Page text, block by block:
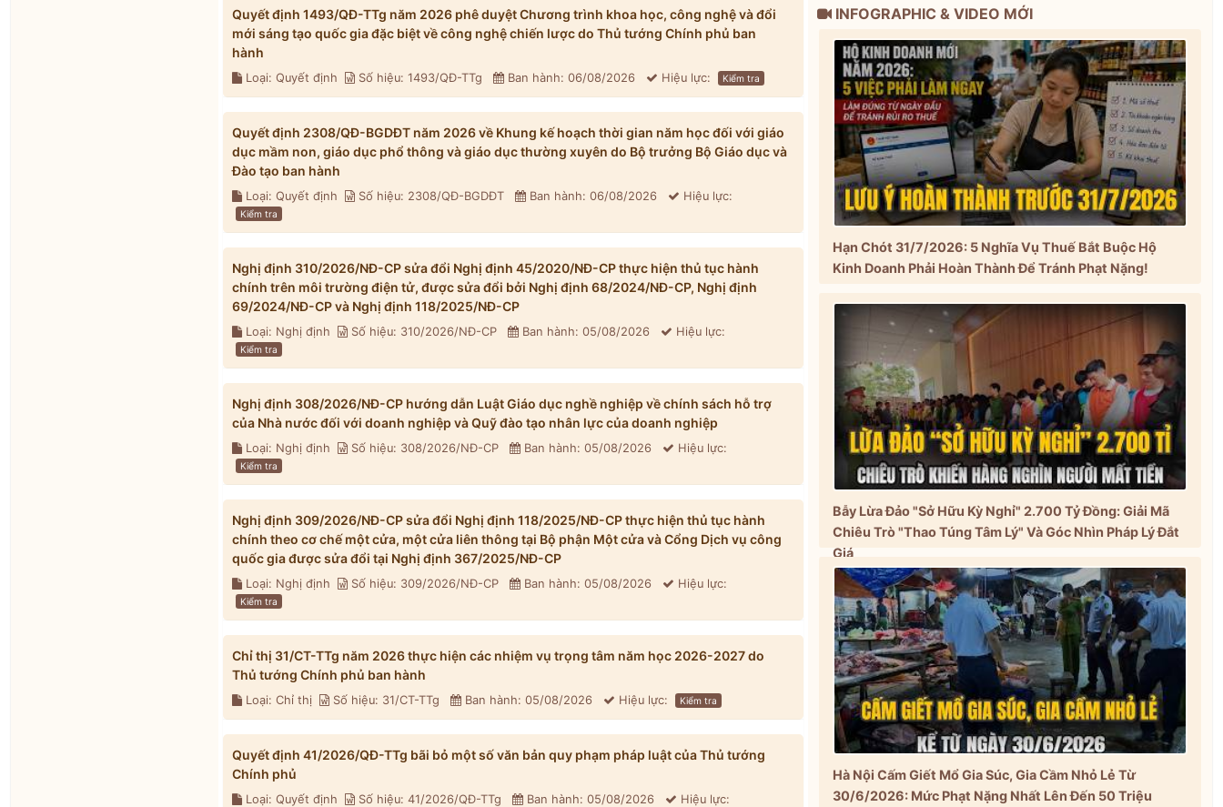
Quyết định 1493/QĐ-TTg năm 2026 phê duyệt Chương trình khoa học, công nghệ và đổi
mới sáng tạo quốc gia đặc biệt về công nghệ chiến lược do Thủ tướng Chính phủ ban
hành
Loại: Quyết định Số hiệu: 1493/QĐ-TTg Ban hành: 06/08/2026 Hiệu lực: Kiểm tra
Quyết định 2308/QĐ-BGDĐT năm 2026 về Khung kế hoạch thời gian năm học đối với giáo
dục mầm non, giáo dục phổ thông và giáo dục thường xuyên do Bộ trưởng Bộ Giáo dục và
Đào tạo ban hành
Loại: Quyết định Số hiệu: 2308/QĐ-BGDĐT Ban hành: 06/08/2026 Hiệu lực:
Kiểm tra
Nghị định 310/2026/NĐ-CP sửa đổi Nghị định 45/2020/NĐ-CP thực hiện thủ tục hành
chính trên môi trường điện tử, được sửa đổi bởi Nghị định 68/2024/NĐ-CP, Nghị định
69/2024/NĐ-CP và Nghị định 118/2025/NĐ-CP
Loại: Nghị định Số hiệu: 310/2026/NĐ-CP Ban hành: 05/08/2026 Hiệu lực:
Kiểm tra
Nghị định 308/2026/NĐ-CP hướng dẫn Luật Giáo dục nghề nghiệp về chính sách hỗ trợ
của Nhà nước đối với doanh nghiệp và Quỹ đào tạo nhân lực của doanh nghiệp
Loại: Nghị định Số hiệu: 308/2026/NĐ-CP Ban hành: 05/08/2026 Hiệu lực:
Kiểm tra
Nghị định 309/2026/NĐ-CP sửa đổi Nghị định 118/2025/NĐ-CP thực hiện thủ tục hành
chính theo cơ chế một cửa, một cửa liên thông tại Bộ phận Một cửa và Cổng Dịch vụ công
quốc gia được sửa đổi tại Nghị định 367/2025/NĐ-CP
Loại: Nghị định Số hiệu: 309/2026/NĐ-CP Ban hành: 05/08/2026 Hiệu lực:
Kiểm tra
Chỉ thị 31/CT-TTg năm 2026 thực hiện các nhiệm vụ trọng tâm năm học 2026-2027 do
Thủ tướng Chính phủ ban hành
Loại: Chỉ thị Số hiệu: 31/CT-TTg Ban hành: 05/08/2026 Hiệu lực: Kiểm tra
Quyết định 41/2026/QĐ-TTg bãi bỏ một số văn bản quy phạm pháp luật của Thủ tướng
Chính phủ
Loại: Quyết định Số hiệu: 41/2026/QĐ-TTg Ban hành: 05/08/2026 Hiệu lực:
INFOGRAPHIC & VIDEO MỚI
Hạn Chót 31/7/2026: 5 Nghĩa Vụ Thuế Bắt Buộc Hộ
Kinh Doanh Phải Hoàn Thành Để Tránh Phạt Nặng!
Bẫy Lừa Đảo "Sở Hữu Kỳ Nghỉ" 2.700 Tỷ Đồng: Giải Mã
Chiêu Trò "Thao Túng Tâm Lý" Và Góc Nhìn Pháp Lý Đắt
Giá
Hà Nội Cấm Giết Mổ Gia Súc, Gia Cầm Nhỏ Lẻ Từ
30/6/2026: Mức Phạt Nặng Nhất Lên Đến 50 Triệu